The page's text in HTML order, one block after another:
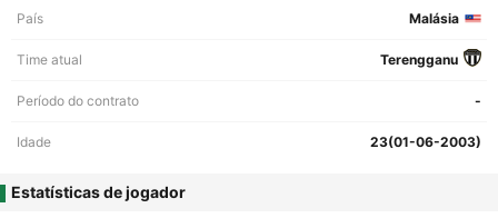
País Malásia
Time atual Terengganu
Período do contrato -
Idade 23(01-06-2003)
Estatísticas de jogador